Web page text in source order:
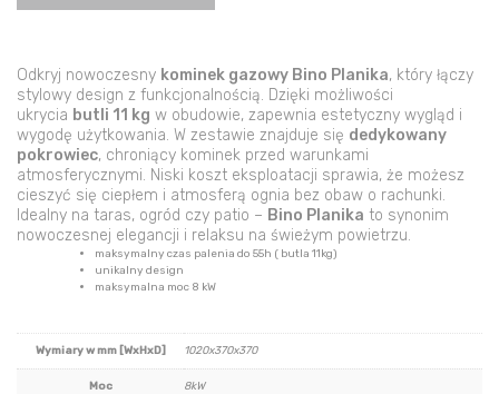
Black
Odkryj nowoczesny kominek gazowy Bino Planika, który łączy
stylowy design z funkcjonalnością. Dzięki możliwości
ukrycia butli 11 kg w obudowie, zapewnia estetyczny wygląd i
wygodę użytkowania. W zestawie znajduje się dedykowany
pokrowiec, chroniący kominek przed warunkami
atmosferycznymi. Niski koszt eksploatacji sprawia, że możesz
cieszyć się ciepłem i atmosferą ognia bez obaw o rachunki.
Idealny na taras, ogród czy patio – Bino Planika to synonim
nowoczesnej elegancji i relaksu na świeżym powietrzu.
maksymalny czas palenia do 55h ( butla 11kg)
unikalny design
maksymalna moc 8 kW
Wymiary w mm [WxHxD] 1020x370x370
Moc 8kW